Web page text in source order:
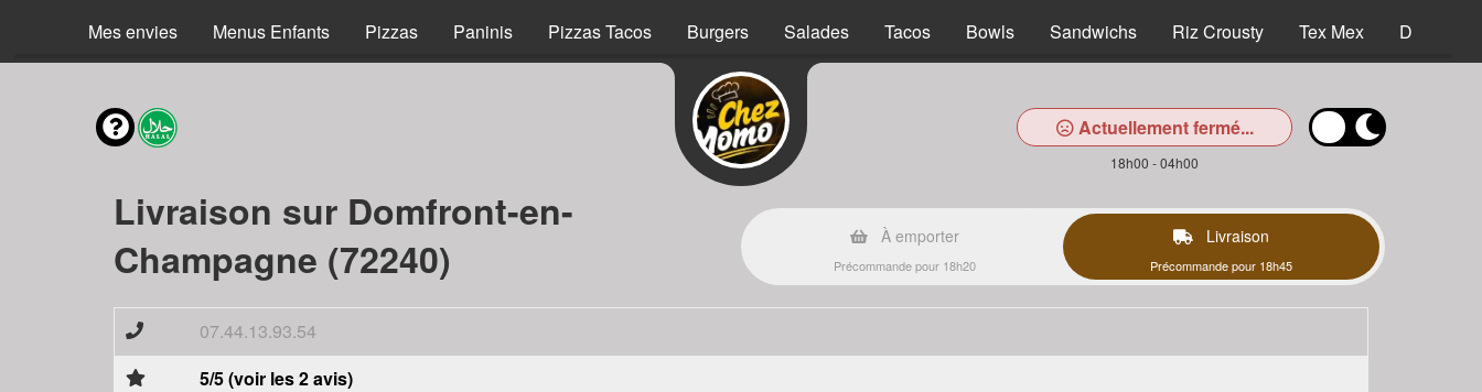
Mes envies Menus Enfants Pizzas Paninis Pizzas Tacos Burgers Salades Tacos Bowls Sandwichs Riz Crousty Tex Mex Desserts
Actuellement fermé...
18h00 - 04h00
Livraison sur Domfront-en-
Champagne (72240)
À emporter
Précommande pour 18h20
Livraison
Précommande pour 18h45
07.44.13.93.54
5/5 (voir les 2 avis)